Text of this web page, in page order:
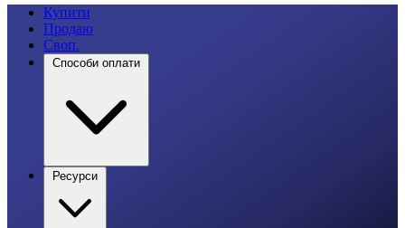
Купити
Продаю
Своп.
Способи оплати
Ресурси